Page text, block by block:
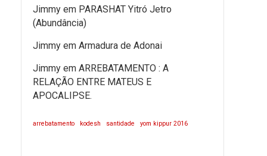
Jimmy em PARASHAT Yitró Jetro
(Abundância)
Jimmy em Armadura de Adonai
Jimmy em ARREBATAMENTO : A
RELAÇÃO ENTRE MATEUS E
APOCALIPSE.
arrebatamento kodesh santidade yom kippur 2016